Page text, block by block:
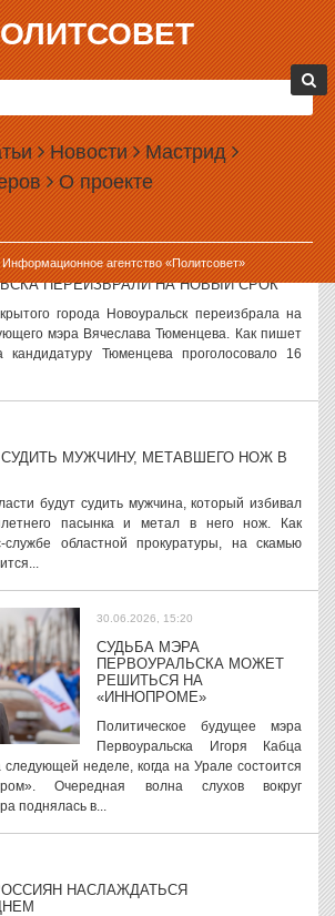
Новости Мастрид
О проекте
Информационное агентство «Политсовет»
ОБЛАСТИ ДЕТСКИЙ САД
ОТСУТСТВИЕ ТЬЮТОРА
суд оштрафовал детский сад в Реже из-за
тьютора для ребенка-инвалида. Как
областной прокуратуры, речь идет о
ПЕРЕИЗБРАЛИ НА НОВЫЙ СРОК
города Новоуральск переизбрала на
мэра Вячеслава Тюменцева. Как пишет
кандидатуру Тюменцева проголосовало 16
СУДИТЬ МУЖЧИНУ, МЕТАВШЕГО НОЖ В
будут судить мужчина, который избивал
пасынка и метал в него нож. Как
областной прокуратуры, на скамью
30.06.2026, 15:20
СУДЬБА МЭРА
ПЕРВОУРАЛЬСКА МОЖЕТ
РЕШИТЬСЯ НА
«ИННОПРОМЕ»
Политическое будущее мэра
Первоуральска Игоря Кабца
неделе, когда на Урале состоится
Очередная волна слухов вокруг
поднялась в...
НАСЛАЖДАТЬСЯ